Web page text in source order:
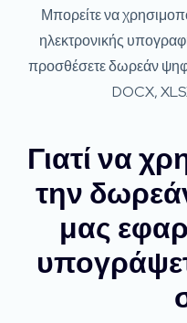
Μπορείτε να
ηλεκτρονικής
προσθέσετε δωρεάν
DOCX,
Γιατί να
την
μας